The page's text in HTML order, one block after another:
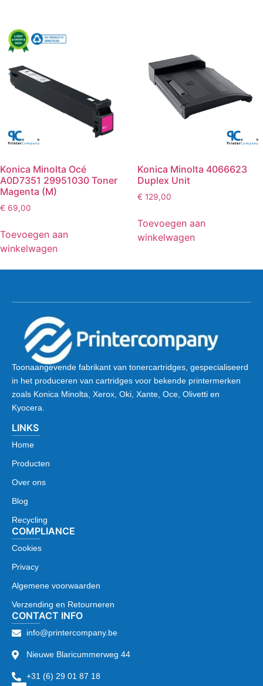
Konica Minolta Océ
A0D7351 29951030 Toner
Magenta (M)
€ 69,00
Toevoegen aan
winkelwagen
Konica Minolta 4066623
Duplex Unit
€ 129,00
Toevoegen aan
winkelwagen
Toonaangevende fabrikant van tonercartridges, gespecialiseerd
in het produceren van cartridges voor bekende printermerken
zoals Konica Minolta, Xerox, Oki, Xante, Oce, Olivetti en
Kyocera.
LINKS
Home
Producten
Over ons
Blog
Recycling
COMPLIANCE
Cookies
Privacy
Algemene voorwaarden
Verzending en Retourneren
CONTACT INFO
info@printercompany.be
Nieuwe Blaricummerweg 44
+31 (6) 29 01 87 18